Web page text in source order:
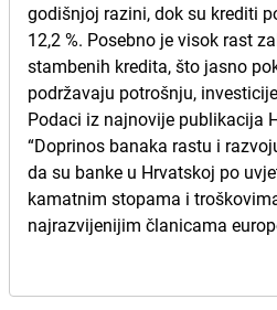
godišnjoj razini, dok su krediti
12,2 %. Posebno je visok rast
stambenih kredita, što jasno
podržavaju potrošnju,
Podaci iz najnovije publikacija
“Doprinos banaka rastu i
da su banke u Hrvatskoj po
kamatnim stopama i
najrazvijenijim članicama